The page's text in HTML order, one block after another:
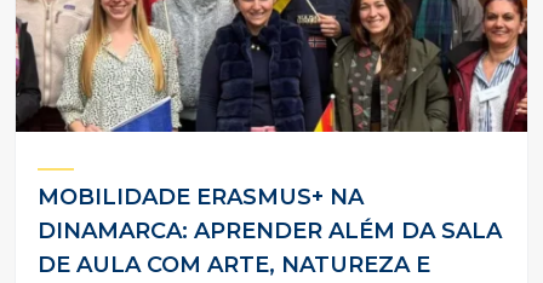
MOBILIDADE ERASMUS+ NA
DINAMARCA: APRENDER ALÉM DA SALA
DE AULA COM ARTE, NATUREZA E